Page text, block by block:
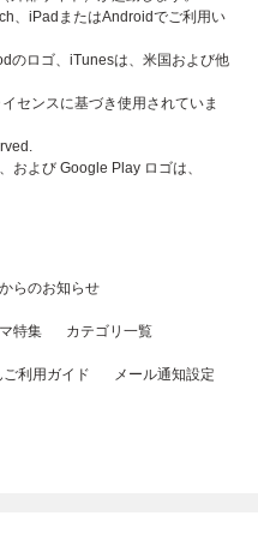
、iPadまたはAndroidでご利用い
のロゴ、iTunesは、米国および他
センスに基づき使用されていま
および Google Play ロゴは、
らのお知らせ
特集 カテゴリ一覧
利用ガイド メール通知設定